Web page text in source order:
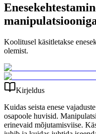
Koolitusel käsitletakse
olemist.
Kirjeldus
Kuidas seista enese
osapoole huvisid.
erinevaid mõjutamisviise.